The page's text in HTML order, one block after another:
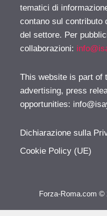
tematici di
contano sul contributo
del settore. Per
collaborazioni:
This website is part of
advertising, press
opportunities:
Dichiarazione sulla
Cookie Policy (UE)
Forza-Roma.com ©